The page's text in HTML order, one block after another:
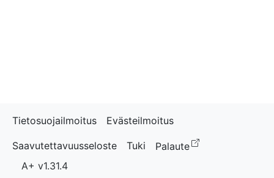
Tietosuojailmoitus Evästeilmoitus
Saavutettavuusseloste Tuki Palaute
(avautuu
A+ v1.31.4